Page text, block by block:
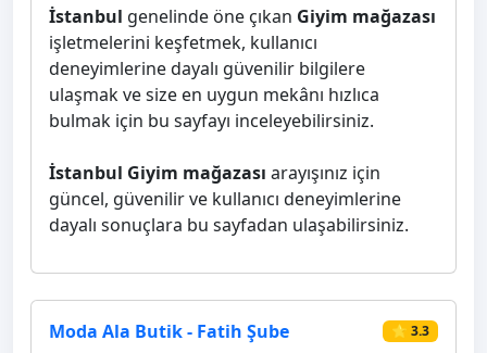
İstanbul genelinde öne çıkan Giyim mağazası
işletmelerini keşfetmek, kullanıcı
deneyimlerine dayalı güvenilir bilgilere
ulaşmak ve size en uygun mekânı hızlıca
bulmak için bu sayfayı inceleyebilirsiniz.
İstanbul Giyim mağazası arayışınız için
güncel, güvenilir ve kullanıcı deneyimlerine
dayalı sonuçlara bu sayfadan ulaşabilirsiniz.
Moda Ala Butik - Fatih Şube ⭐ 3.3